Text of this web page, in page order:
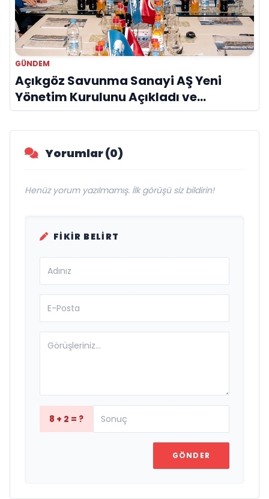
GÜNDEM
Açıkgöz Savunma Sanayi AŞ Yeni
Yönetim Kurulunu Açıkladı ve
Savunma Sanayinde Küresel Vizyon
Vurgusu
Yorumlar (0)
Henüz yorum yazılmamış. İlk görüşü siz bildirin!
FIKIR BELIRT
8 + 2 = ?
GÖNDER